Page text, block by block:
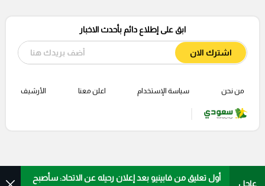
عاجل
أول تعليق من فابينيو بعد إعلان رحيله عن الاتحاد: سأصبح
ابق على إطلاع دائم بأحدث الاخبار
اشترك الان
من نحن سياسة الإستخدام اعلن معنا الأرشيف